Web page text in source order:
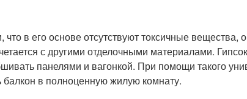
в его основе отсутствуют токсичные вещества,
с другими отделочными материалами.
панелями и вагонкой. При помощи такого
балкон в полноценную жилую комнату.